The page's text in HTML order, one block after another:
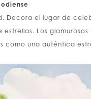
Decora el lugar de
Los glamurosos
como una auténtica